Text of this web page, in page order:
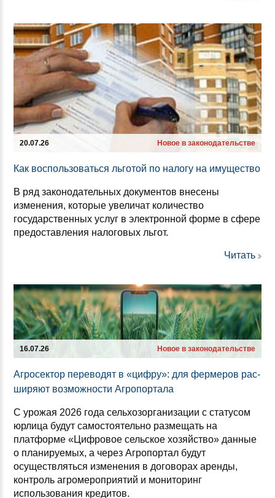
20.07.26 Новое в законодательстве
Как вос­поль­зо­ваться ль­го­той по на­ло­гу на иму­щес­тво
В ряд законодательных документов внесены
изменения, которые увеличат количество
государственных услуг в электронной форме в сфере
предоставления налоговых льгот.
Читать
16.07.26 Новое в законодательстве
Аг­ро­сек­тор пе­ре­во­дят в «циф­ру»: для фер­ме­ров рас­
ши­ря­ют воз­мож­нос­ти Аг­ро­пор­та­ла
С урожая 2026 года сельхозорганизации с статусом
юрлица будут самостоятельно размещать на
платформе «Цифровое сельское хозяйство» данные
о планируемых, а через Агропортал будут
осуществляться изменения в договорах аренды,
контроль агромероприятий и мониторинг
использования кредитов.